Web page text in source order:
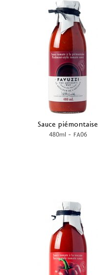
Sauce piémontaise
480ml - FA06